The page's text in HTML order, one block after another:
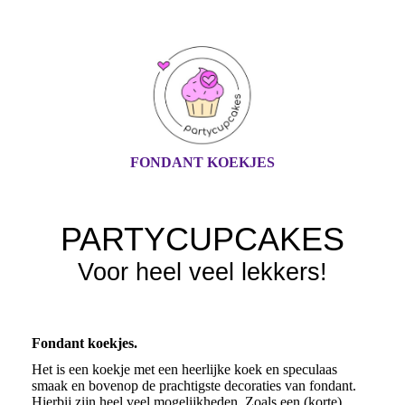
FONDANT KOEKJES
PARTYCUPCAKES
Voor heel veel lekkers!
Fondant koekjes.
Het is een koekje met een heerlijke koek en speculaas
smaak en bovenop de prachtigste decoraties van fondant.